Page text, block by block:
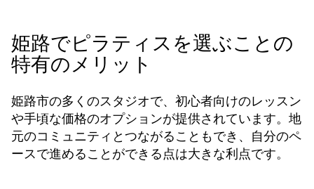
姫路でピラティスを選ぶことの
特有のメリット
姫路市の多くのスタジオで、初心者向けのレッスン
や手頃な価格のオプションが提供されています。地
元のコミュニティとつながることもでき、自分のペ
ースで進めることができる点は大きな利点です。